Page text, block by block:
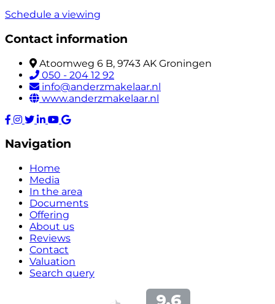
Schedule a viewing
Contact information
Atoomweg 6 B, 9743 AK Groningen
050 - 204 12 92
info@anderzmakelaar.nl
www.anderzmakelaar.nl
Navigation
Home
Media
In the area
Documents
Offering
About us
Reviews
Contact
Valuation
Search query